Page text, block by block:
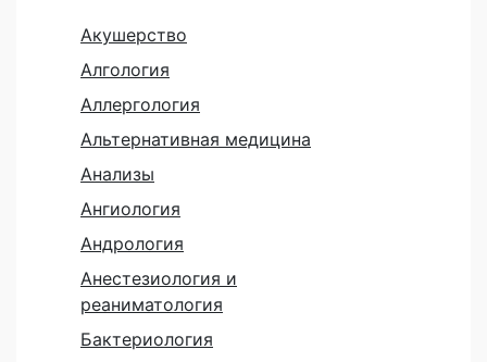
Акушерство
Алгология
Аллергология
Альтернативная медицина
Анализы
Ангиология
Андрология
Анестезиология и
реаниматология
Бактериология